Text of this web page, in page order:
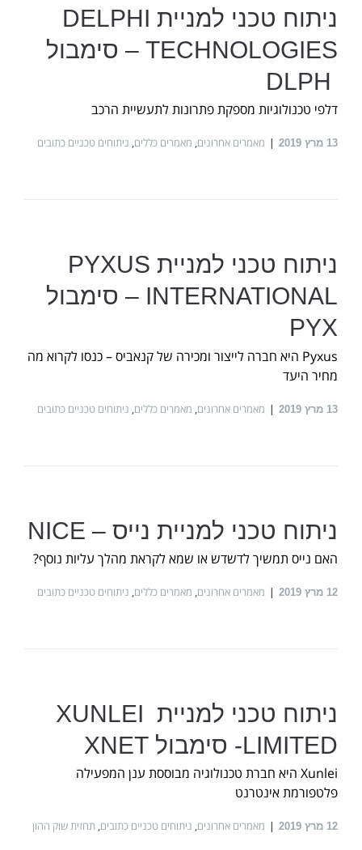
ניתוח טכני למניית DELPHI
TECHNOLOGIES – סימבול
דלפי טכנולוגיות מספקת פתרונות לתעשיית הרכב
13 מרץ 2019 מאמרים אחרונים, מאמרים כללים, ניתוחים טכניים כתובים
ניתוח טכני למניית PYXUS
INTERNATIONAL – סימבול
PYX
Pyxus היא חברה לייצור ומכירה של קנאביס – כנסו לקרוא מה
מחיר היעד
13 מרץ 2019 מאמרים אחרונים, מאמרים כללים, ניתוחים טכניים כתובים
ניתוח טכני למניית נייס – NICE
האם נייס תמשיך לדשדש או שמא לקראת מהלך עליות נוסף?
12 מרץ 2019 מאמרים אחרונים, מאמרים כללים, ניתוחים טכניים כתובים
ניתוח טכני למניית XUNLEI
LIMITED- סימבול XNET
Xunlei היא חברת טכנולוגיה מבוססת ענן המפעילה
פלטפורמת אינטרנט
12 מרץ 2019 מאמרים אחרונים, ניתוחים טכניים כתובים, תחזית שוק ההון